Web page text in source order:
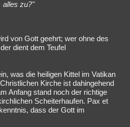
alles zu?"
von Gott geehrt; wer ohne des
dient dem Teufel
was die heiligen Kittel im Vatikan
Kirche ist dahingehend
Anfang stand noch der richtige
Scheiterhaufen. Pax et
dass der Gott im